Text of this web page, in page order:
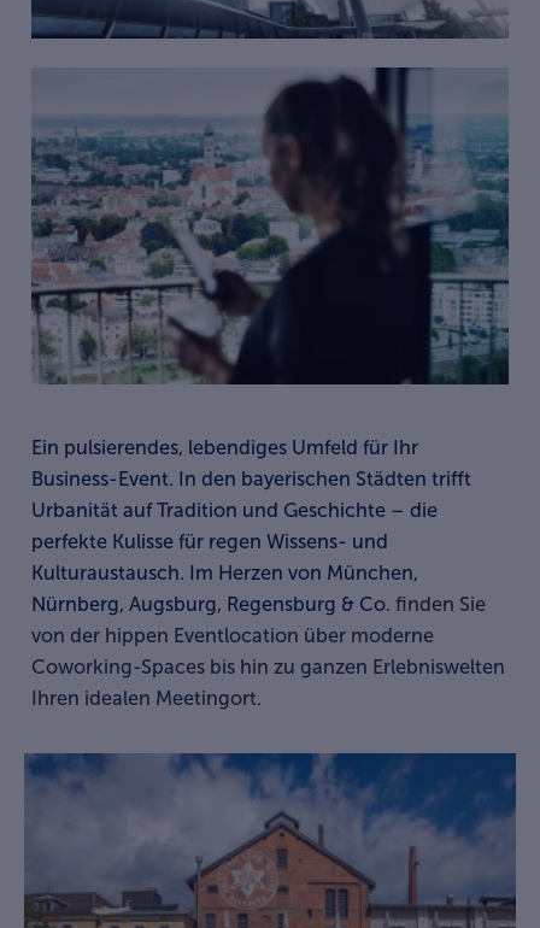
Ein pulsierendes, lebendiges Umfeld für Ihr
Business-Event. In den bayerischen Städten trifft
Urbanität auf Tradition und Geschichte – die
perfekte Kulisse für regen Wissens- und
Kulturaustausch. Im Herzen von München,
Nürnberg, Augsburg, Regensburg & Co. finden Sie
von der hippen Eventlocation über moderne
Coworking-Spaces bis hin zu ganzen Erlebniswelten
Ihren idealen Meetingort.